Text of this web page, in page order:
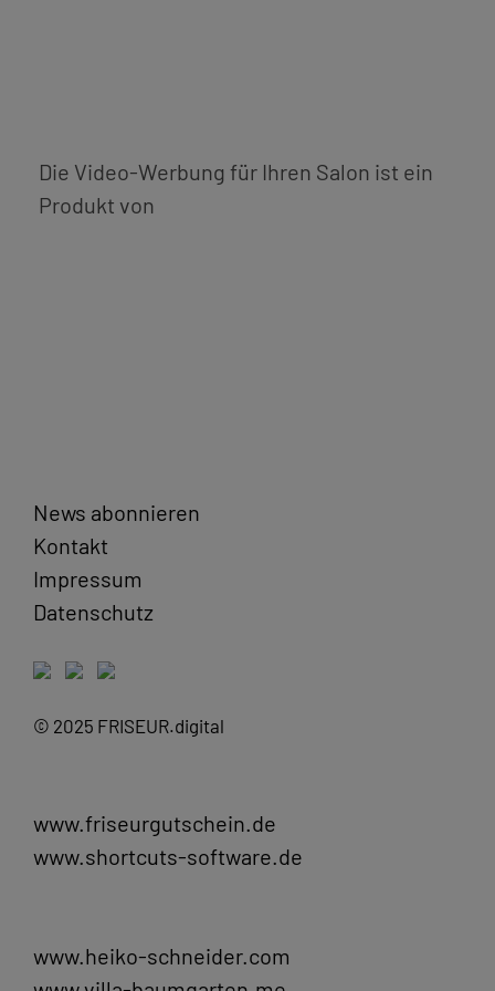
n
a
Die Video-Werbung für Ihren Salon ist ein
Produkt von
News abonnieren
Kontakt
Impressum
Datenschutz
© 2025 FRISEUR.digital
www.friseurgutschein.de
www.shortcuts-software.de
www.heiko-schneider.com